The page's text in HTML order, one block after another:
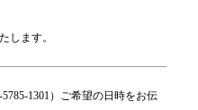
します。
1301）ご希望の日時をお伝